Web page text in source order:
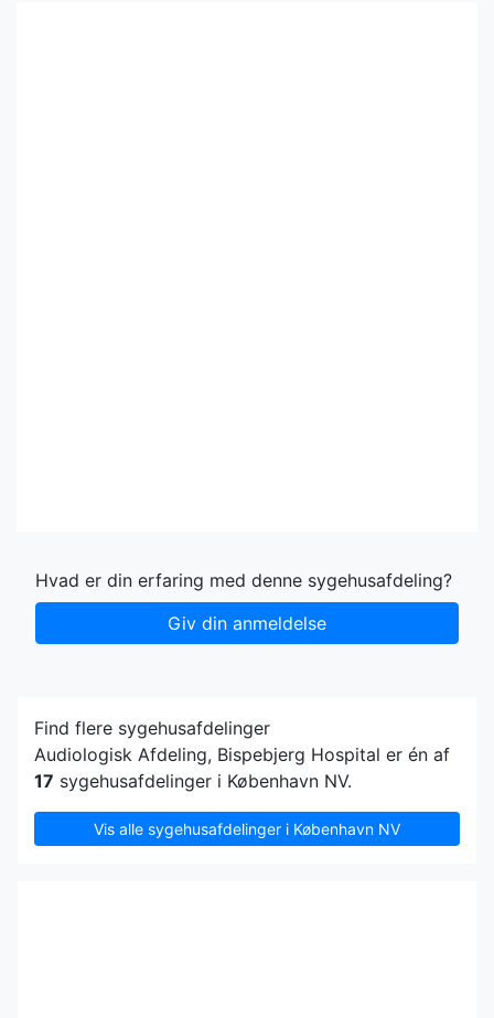
Hvad er din erfaring med denne sygehusafdeling?
Giv din anmeldelse
Find flere sygehusafdelinger
Audiologisk Afdeling, Bispebjerg Hospital er én af
17 sygehusafdelinger i København NV.
Vis alle sygehusafdelinger i København NV